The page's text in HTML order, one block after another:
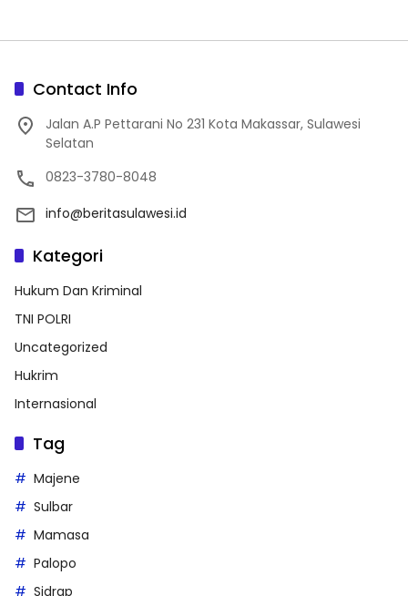
Contact Info
Jalan A.P Pettarani No 231 Kota Makassar, Sulawesi
Selatan
0823-3780-8048
info@beritasulawesi.id
Kategori
Hukum Dan Kriminal
TNI POLRI
Uncategorized
Hukrim
Internasional
Tag
Majene
Sulbar
Mamasa
Palopo
Sidrap